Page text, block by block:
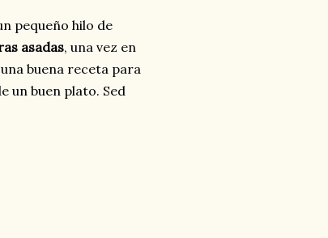
pequeño hilo de
asadas, una vez en
buena receta para
un buen plato. Sed